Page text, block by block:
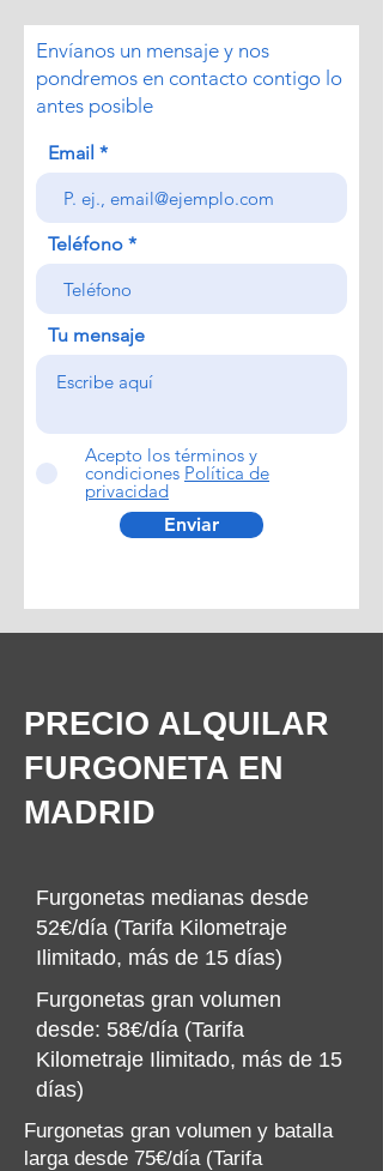
Envíanos un mensaje y nos
pondremos en contacto contigo lo
antes posible
Email
Teléfono
Tu mensaje
Acepto los términos y
condiciones Política de
privacidad
Enviar
PRECIO ALQUILAR
FURGONETA EN
MADRID
Furgonetas medianas desde
52€/día (Tarifa Kilometraje
Ilimitado, más de 15 días)
Furgonetas gran volumen
desde: 58€/día (Tarifa
Kilometraje Ilimitado, más de 15
días)
Furgonetas gran volumen y batalla
larga desde 75€/día (Tarifa